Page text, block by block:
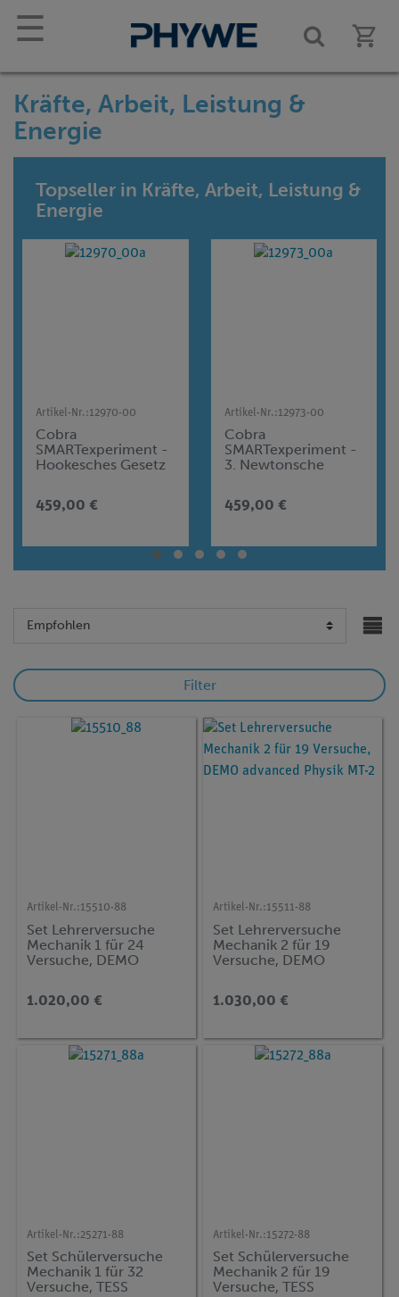
☰
Kräfte, Arbeit, Leistung &
Energie
Topseller in Kräfte, Arbeit, Leistung &
Energie
Artikel-Nr.:12970-00
Cobra
SMARTexperiment -
Hookesches Gesetz
459,00 €
Artikel-Nr.:12973-00
Cobra
SMARTexperiment -
3. Newtonsche
459,00 €
Filter
Artikel-Nr.:15510-88
Set Lehrerversuche
Mechanik 1 für 24
Versuche, DEMO
1.020,00 €
Artikel-Nr.:15511-88
Set Lehrerversuche
Mechanik 2 für 19
Versuche, DEMO
1.030,00 €
Artikel-Nr.:25271-88
Set Schülerversuche
Mechanik 1 für 32
Versuche, TESS
Artikel-Nr.:15272-88
Set Schülerversuche
Mechanik 2 für 19
Versuche, TESS